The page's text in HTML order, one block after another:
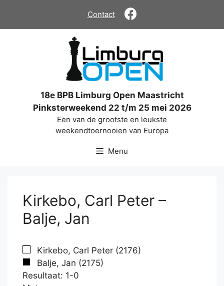
de
Contact
18e BPB Limburg Open Maastricht
Pinksterweekend 22 t/m 25 mei 2026
Een van de grootste en leukste
weekendtoernooien van Europa
Menu
Kirkebo, Carl Peter –
Balje, Jan
Kirkebo, Carl Peter (2176)
Balje, Jan (2175)
Resultaat: 1-0